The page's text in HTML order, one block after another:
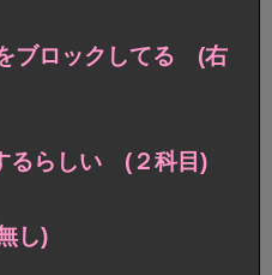
ブロックしてる (右
るらしい (２科目)
し)